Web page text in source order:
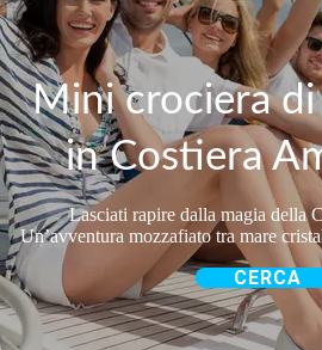
Mini crociera
in Costiera
Lasciati rapire dalla magia della
Un’avventura mozzafiato tra mare
CERCA